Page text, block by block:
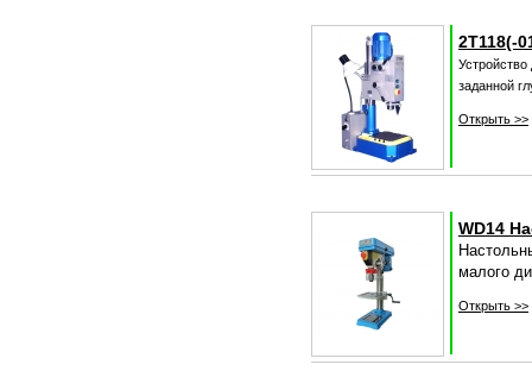
2Т118(-
заданной
Открыть >>
WD14
малого
Открыть >>